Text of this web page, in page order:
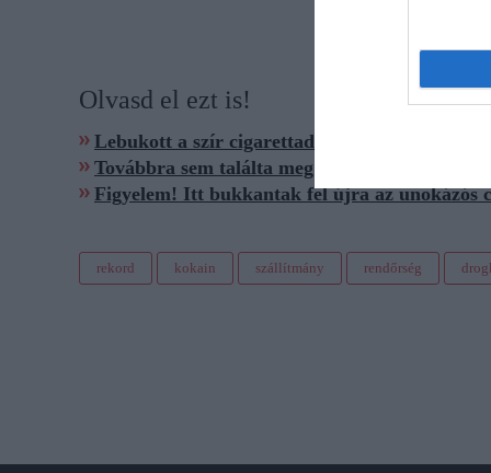
Olvasd el ezt is!
Lebukott a szír cigarettadíler és kokainozó
Továbbra sem találta meg a rendőrség a
Figyelem! Itt bukkantak fel újra az unokázós
rekord kokain szállítmány rendőrség